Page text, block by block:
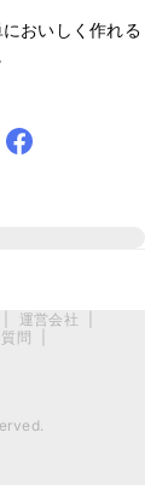
おいしく作れる
運営会社
問